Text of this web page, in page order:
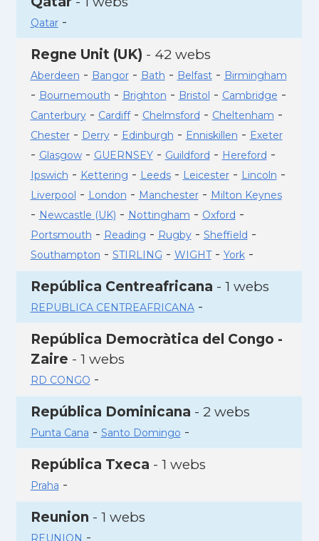
Qatar-
Regne Unit (UK) - 42 webs
Aberdeen - Bangor- Bath - Belfast- Birmingham
- Bournemouth - Brighton - Bristol - Cambridge -
Canterbury- Cardiff- Chelmsford - Cheltenham -
Chester- Derry- Edinburgh - Enniskillen - Exeter
- Glasgow- GUERNSEY- Guildford - Hereford -
Ipswich - Kettering - Leeds- Leicester- Lincoln -
Liverpool - London - Manchester- Milton Keynes
- Newcastle (UK) - Nottingham - Oxford -
Portsmouth - Reading - Rugby- Sheffield -
Southampton - STIRLING - WIGHT- York-
República Centreafricana - 1 webs
REPUBLICA CENTREAFRICANA-
República Democràtica del Congo -
Zaire - 1 webs
RD CONGO -
República Dominicana - 2 webs
Punta Cana - Santo Domingo -
República Txeca - 1 webs
Praha -
Reunion - 1 webs
REUNION -